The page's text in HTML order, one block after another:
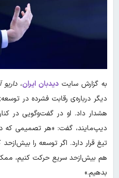
به گزارش سایت دیدبان ایران،
دیگر درباره‌ی رقابت فشرده در
هشدار داد. او در گفت‌وگویی در
دیپ‌مایند، گفت: «هر تصمیمی که
تیغ قرار دارد. اگر توسعه را
هم بیش‌ازحد سریع حرکت کنیم،
بدهیم.»